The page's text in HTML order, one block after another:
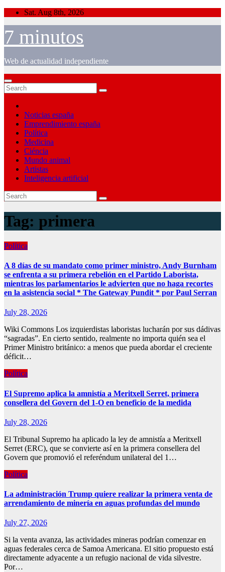
Skip
content
Sat. Aug 8th, 2026
7 minutos
Web de actualidad independiente
Noticias españa
Emprendimiento españa
Política
Medicina
Ciéncia
Mundo animal
Artistas
Inteligencia artificial
Tag: primera
Política
A 8 días de su mandato como primer ministro, Andy Burnham
se enfrenta a su primera rebelión en el Partido Laborista,
mientras los parlamentarios le advierten que no haga recortes
en la asistencia social * The Gateway Pundit * por Paul Serran
July 28, 2026
Wiki Commons Los izquierdistas laboristas lucharán por sus dádivas
“sagradas”. En cierto sentido, realmente no importa quién sea el
Primer Ministro británico: a menos que pueda abordar el creciente
déficit…
Política
El Supremo aplica la amnistía a Meritxell Serret, primera
consellera del Govern del 1-O en beneficio de la medida
July 28, 2026
El Tribunal Supremo ha aplicado la ley de amnistía a Meritxell
Serret (ERC), que se convierte así en la primera consellera del
Govern que promovió el referéndum unilateral del 1…
Política
La administración Trump quiere realizar la primera venta de
arrendamiento de minería en aguas profundas del mundo
July 27, 2026
Si la venta avanza, las actividades mineras podrían comenzar en
aguas federales cerca de Samoa Americana. El sitio propuesto está
directamente adyacente a un refugio nacional de vida silvestre.
Por…